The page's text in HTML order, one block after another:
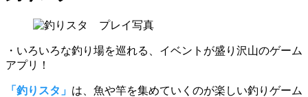
・いろいろな釣り場を巡れる、イベントが盛り沢山のゲーム
アプリ！
「釣りスタ」 は、魚や竿を集めていくのが楽しい釣りゲーム